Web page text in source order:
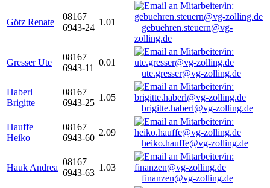
Götz Renate
08167
6943-24
1.01
gebuehren.steuern@vg-
zolling.de
Gresser Ute
08167
6943-11
0.01
ute.gresser@vg-zolling.de
Haberl
Brigitte
08167
6943-25
1.05
brigitte.haberl@vg-zolling.de
Hauffe
Heiko
08167
6943-60
2.09
heiko.hauffe@vg-zolling.de
Hauk Andrea
08167
6943-63
1.03
finanzen@vg-zolling.de